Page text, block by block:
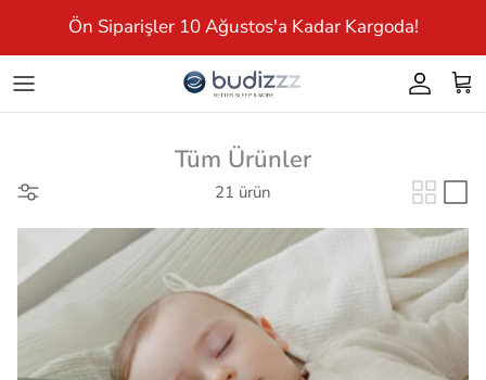
Ön Siparişler 10 Ağustos'a Kadar Kargoda!
Giriş
Tüm Ürünler
21 ürün